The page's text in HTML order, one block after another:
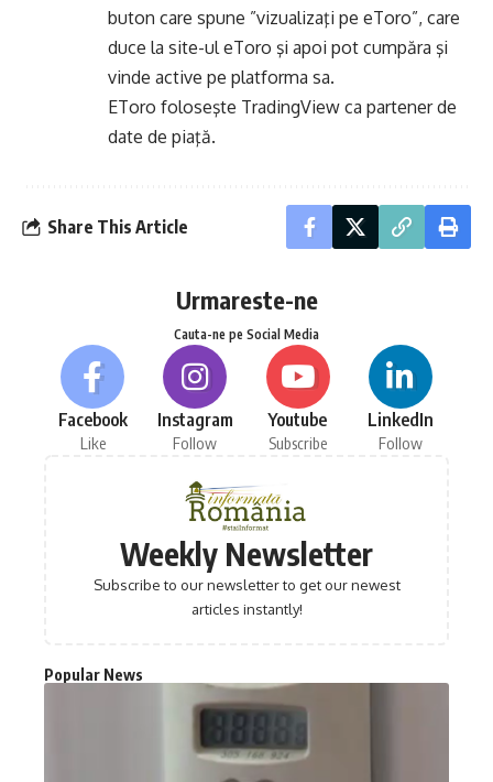
buton care spune ”vizualizaţi pe eToro”, care
duce la site-ul eToro şi apoi pot cumpăra şi
vinde active pe platforma sa.
EToro foloseşte TradingView ca partener de
date de piaţă.
Share This Article
Urmareste-ne
Cauta-ne pe Social Media
Facebook
Like
Instagram
Follow
Youtube
Subscribe
LinkedIn
Follow
Weekly Newsletter
Subscribe to our newsletter to get our newest
articles instantly!
Popular News